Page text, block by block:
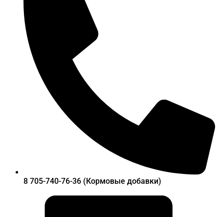
8 705-740-76-36 (Кормовые добавки)